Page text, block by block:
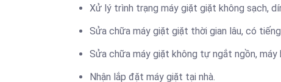
Xử lý trình trạng máy giặt giặt không sạch,
Sửa chữa máy giặt giặt thời gian lâu, có
Sửa chữa máy giặt không tự ngắt ngồn, máy
Nhận lắp đặt máy giặt tại nhà.